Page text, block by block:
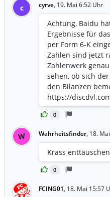
c cyrve, 19. Mai 6:52 Uhr
0
Achtung, Baidu
Ergebnisse für
per Form 6-K
Zahlen sind jetzt
Zahlenwerk
sehen, ob sich
den Bilanzen
https://
W Wahrheitsfinder, 18.
0
Krass
FCING01, 18. Mai 15:57